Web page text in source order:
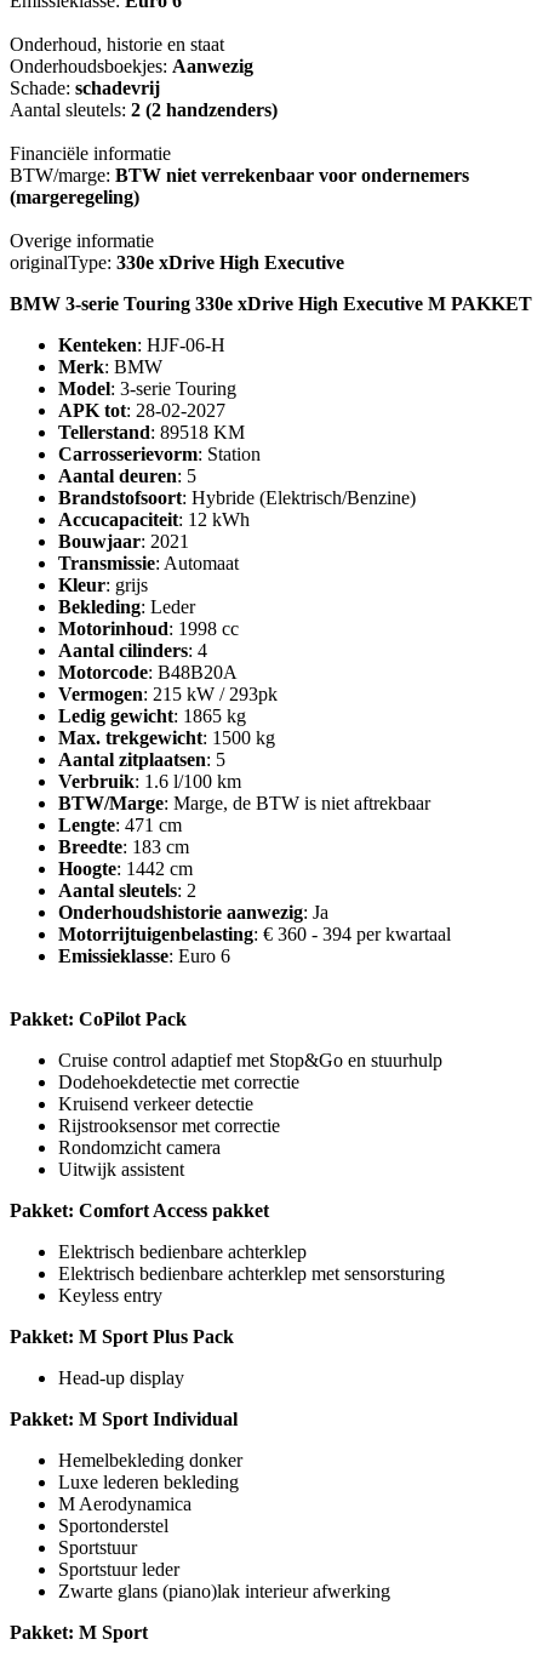
Onderhoud, historie en staat
Onderhoudsboekjes: Aanwezig
Schade: schadevrij
Aantal sleutels: 2 (2 handzenders)
Financiële informatie
BTW/marge: BTW niet verrekenbaar voor ondernemers
(margeregeling)
Overige informatie
originalType: 330e xDrive High Executive
BMW 3-serie Touring 330e xDrive High Executive M PAKKET
Kenteken: HJF-06-H
Merk: BMW
Model: 3-serie Touring
APK tot: 28-02-2027
Tellerstand: 89518 KM
Carrosserievorm: Station
Aantal deuren: 5
Brandstofsoort: Hybride (Elektrisch/Benzine)
Accucapaciteit: 12 kWh
Bouwjaar: 2021
Transmissie: Automaat
Kleur: grijs
Bekleding: Leder
Motorinhoud: 1998 cc
Aantal cilinders: 4
Motorcode: B48B20A
Vermogen: 215 kW / 293pk
Ledig gewicht: 1865 kg
Max. trekgewicht: 1500 kg
Aantal zitplaatsen: 5
Verbruik: 1.6 l/100 km
BTW/Marge: Marge, de BTW is niet aftrekbaar
Lengte: 471 cm
Breedte: 183 cm
Hoogte: 1442 cm
Aantal sleutels: 2
Onderhoudshistorie aanwezig: Ja
Motorrijtuigenbelasting: € 360 - 394 per kwartaal
Emissieklasse: Euro 6
Pakket: CoPilot Pack
Cruise control adaptief met Stop&Go en stuurhulp
Dodehoekdetectie met correctie
Kruisend verkeer detectie
Rijstrooksensor met correctie
Rondomzicht camera
Uitwijk assistent
Pakket: Comfort Access pakket
Elektrisch bedienbare achterklep
Elektrisch bedienbare achterklep met sensorsturing
Keyless entry
Pakket: M Sport Plus Pack
Head-up display
Pakket: M Sport Individual
Hemelbekleding donker
Luxe lederen bekleding
M Aerodynamica
Sportonderstel
Sportstuur
Sportstuur leder
Zwarte glans (piano)lak interieur afwerking
Pakket: M Sport